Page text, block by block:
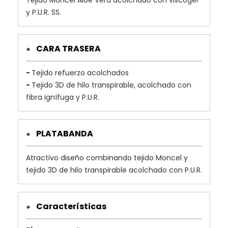
y P.U.R. SS.
● CARA TRASERA
- Tejido refuerzo acolchados
- Tejido 3D de hilo transpirable, acolchado con
fibra ignífuga y P.U.R.
● PLATABANDA
Atractivo diseño combinando tejido Moncel y
tejido 3D de hilo transpirable acolchado con P.U.R.
● Características